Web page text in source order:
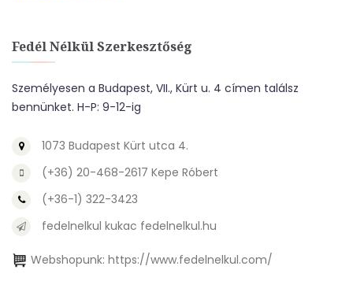
Fedél Nélkül Szerkesztőség
Személyesen a Budapest, VII., Kürt u. 4 címen találsz
bennünket. H-P: 9-12-ig
1073 Budapest Kürt utca 4.
(+36) 20-468-2617 Kepe Róbert
(+36-1) 322-3423
fedelnelkul kukac fedelnelkul.hu
Webshopunk: https://www.fedelnelkul.com/